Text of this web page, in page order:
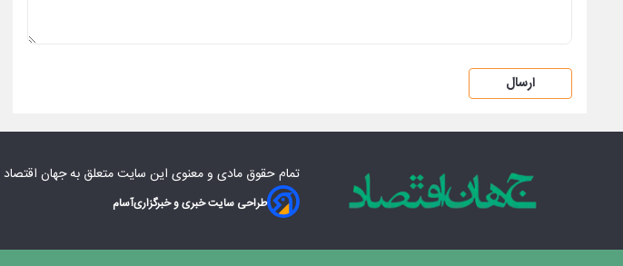
ارسال
تمام حقوق مادی‌ و معنوی این سایت متعلق بهجهان اقتصاد
طراحی سایت خبری و خبرگزاریآسام